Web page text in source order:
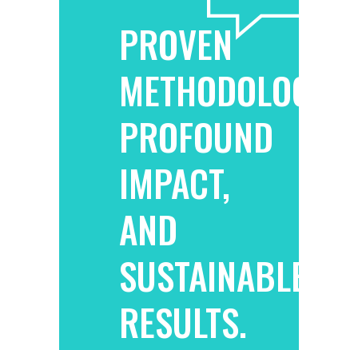
PROVEN
METHODOLOGY,
PROFOUND
IMPACT,
AND
SUSTAINABLE
RESULTS.